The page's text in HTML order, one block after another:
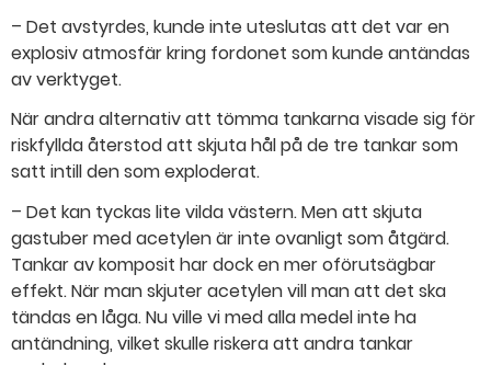
– Det avstyrdes, kunde inte uteslutas att det var en
explosiv atmosfär kring fordonet som kunde antändas
av verktyget.
När andra alternativ att tömma tankarna visade sig för
riskfyllda återstod att skjuta hål på de tre tankar som
satt intill den som exploderat.
– Det kan tyckas lite vilda västern. Men att skjuta
gastuber med acetylen är inte ovanligt som åtgärd.
Tankar av komposit har dock en mer oförutsägbar
effekt. När man skjuter acetylen vill man att det ska
tändas en låga. Nu ville vi med alla medel inte ha
antändning, vilket skulle riskera att andra tankar